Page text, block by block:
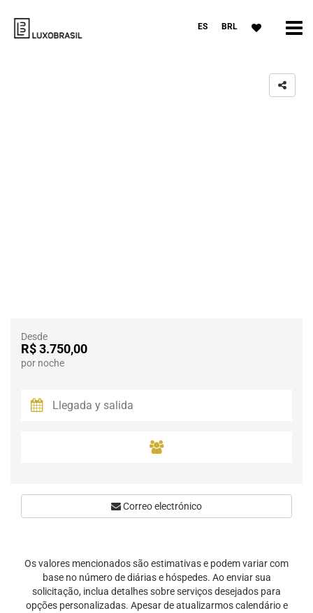
ES BRL
Desde
R$ 3.750,00
por noche
Correo electrónico
Os valores mencionados são estimativas e podem variar com
base no número de diárias e hóspedes. Ao enviar sua
solicitação, inclua detalhes sobre serviços desejados para
opções personalizadas. Apesar de atualizarmos calendário e